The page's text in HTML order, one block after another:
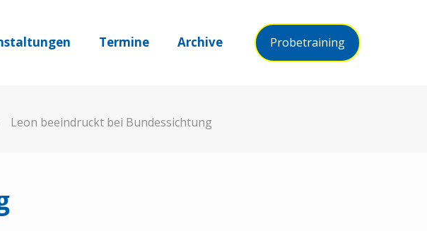
Termine Archive Probetraining
Leon beeindruckt bei Bundessichtung